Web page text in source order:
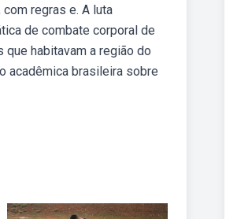
regras e. A luta
de combate corporal de
habitavam a região do
acadêmica brasileira sobre